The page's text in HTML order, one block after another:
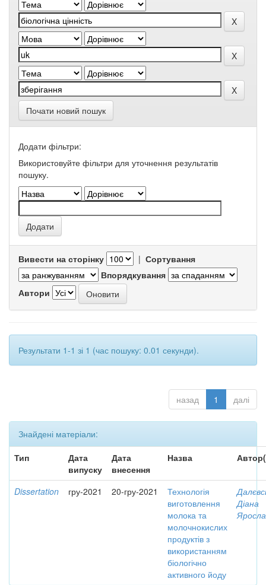
Почати новий пошук
Додати фільтри:
Використовуйте фільтри для уточнення результатів
пошуку.
Вивести на сторінку | Сортування
Впорядкування
Автори
Результати 1-1 зі 1 (час пошуку: 0.01 секунди).
назад 1 далі
Знайдені матеріали:
Тип
Дата
випуску
Дата
внесення
Назва
Dissertation гру-2021 20-гру-2021
Технологія
виготовлення
молока та
молочнокислих
продуктів з
використанням
біологічно
активного йоду
Діана